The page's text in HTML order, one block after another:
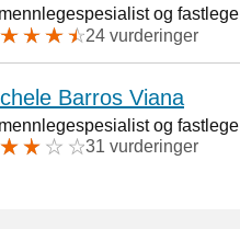
og fastlege
24 vurderinger
Barros Viana
og fastlege
31 vurderinger